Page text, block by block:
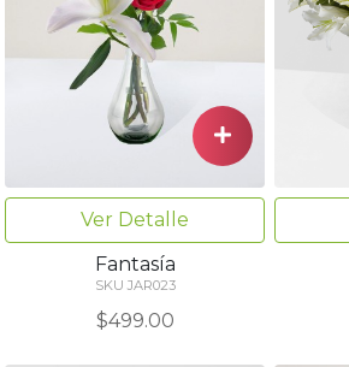
Ver Detalle
Fantasía
SKU JAR023
$499.00